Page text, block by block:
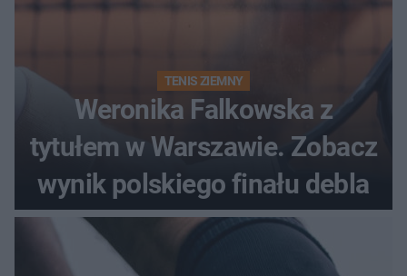
TENIS ZIEMNY
Weronika Falkowska z
tytułem w Warszawie. Zobacz
wynik polskiego finału debla